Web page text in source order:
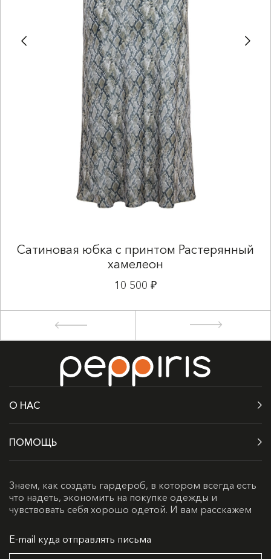
Сатиновая юбка с принтом Растерянный
хамелеон
10 500 ₽
О НАС
ПОМОЩЬ
Знаем, как создать гардероб, в котором всегда есть
что надеть, экономить на покупке одежды и
чувствовать себя хорошо одетой. И вам расскажем